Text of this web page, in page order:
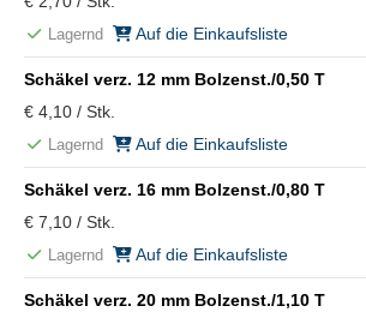
Lagernd Auf die Einkaufsliste
Schäkel verz. 12 mm Bolzenst./0,50 T
€ 4,10 / Stk.
Lagernd Auf die Einkaufsliste
Schäkel verz. 16 mm Bolzenst./0,80 T
€ 7,10 / Stk.
Lagernd Auf die Einkaufsliste
Schäkel verz. 20 mm Bolzenst./1,10 T